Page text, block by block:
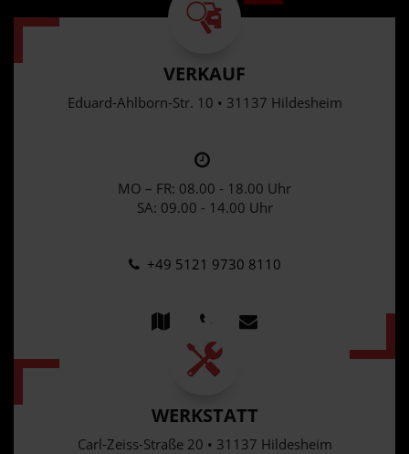
VERKAUF
Eduard-Ahlborn-Str. 10 • 31137 Hildesheim
MO – FR: 08.00 - 18.00 Uhr
SA: 09.00 - 14.00 Uhr
+49 5121 9730 8110
WERKSTATT
Carl-Zeiss-Straße 20 • 31137 Hildesheim